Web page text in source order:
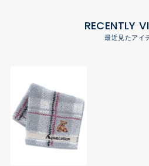
RECENTLY
最近見たアイ